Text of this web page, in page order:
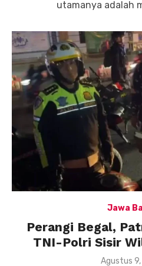
utamanya adalah
Jawa
Perangi Begal,
TNI-Polri Sisir
Posted
Agustus